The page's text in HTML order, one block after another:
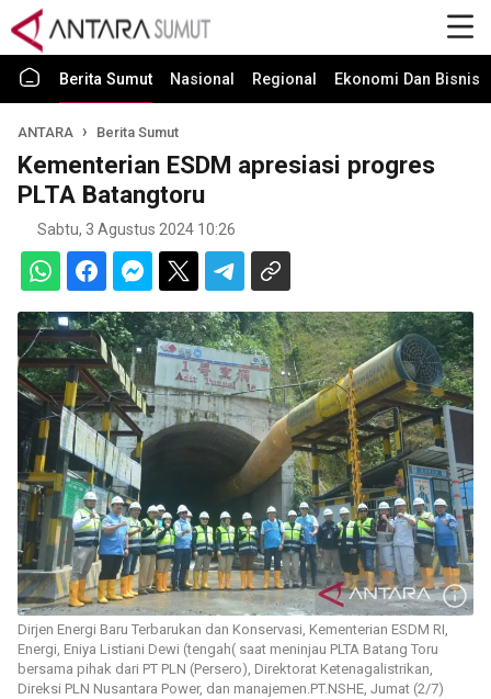
Berita Sumut Nasional Regional Ekonomi Dan Bisnis
ANTARA Berita Sumut
Kementerian ESDM apresiasi progres
PLTA Batangtoru
Sabtu, 3 Agustus 2024 10:26
Dirjen Energi Baru Terbarukan dan Konservasi, Kementerian ESDM RI,
Energi, Eniya Listiani Dewi (tengah( saat meninjau PLTA Batang Toru
bersama pihak dari PT PLN (Persero), Direktorat Ketenagalistrikan,
Direksi PLN Nusantara Power, dan manajemen.PT.NSHE, Jumat (2/7)